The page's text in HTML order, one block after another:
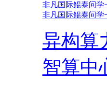
非凡国际鲲泰问学
非凡国际鲲泰问学
异构算
智算中